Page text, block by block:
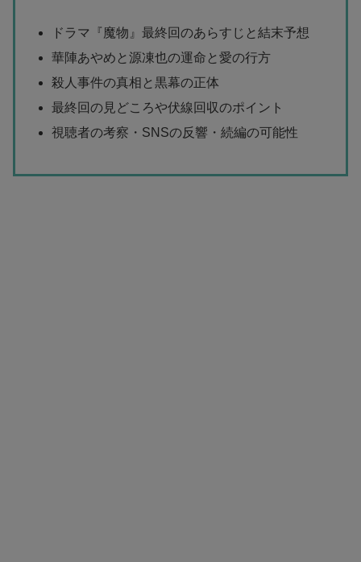
ドラマ『魔物』最終回のあらすじと結末予想
華陣あやめと源凍也の運命と愛の行方
殺人事件の真相と黒幕の正体
最終回の見どころや伏線回収のポイント
視聴者の考察・SNSの反響・続編の可能性